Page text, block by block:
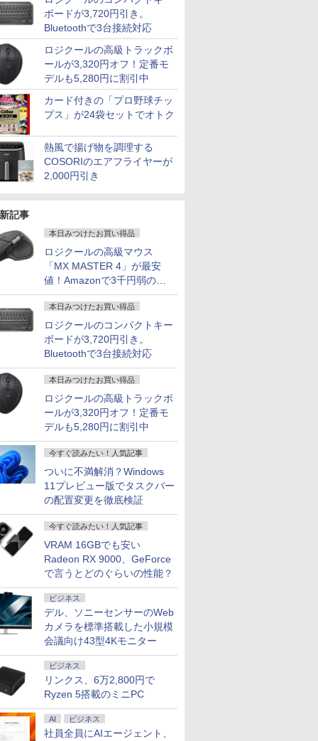
ボードが3,720円引き。
Bluetoothで3台接続対応
ロジクールの高級トラックボ
ールが3,320円オフ！定番モ
デルも5,280円に割引中
カード付きの「プロ野球チッ
プス」が24袋セットでオトク
熱風で揚げ物を調理する
COSORIのエアフライヤーが
2,000円引き
記事
本日みつけたお買い得品
ロジクールの高級マウス
「MX MASTER 4」が最安
値！Amazonで3千円弱の割
引
本日みつけたお買い得品
ロジクールのコンパクトキー
ボードが3,720円引き。
Bluetoothで3台接続対応
本日みつけたお買い得品
ロジクールの高級トラックボ
ールが3,320円オフ！定番モ
デルも5,280円に割引中
今すぐ読みたい！人気記事
ついに不満解消？Windows
11プレビュー版でタスクバー
の配置変更を徹底検証
今すぐ読みたい！人気記事
VRAM 16GBでも安い
Radeon RX 9000、GeForce
で言うとどのぐらいの性能？
ビジネス
デル、ソニーセンサーのWeb
カメラを標準搭載した小規模
会議向け43型4Kモニター
ビジネス
リンクス、6万2,800円で
Ryzen 5搭載のミニPC
AI ビジネス
社員全員にAIエージェント、